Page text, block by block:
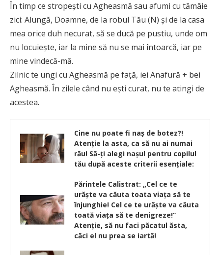
În timp ce stropeşti cu Agheasmă sau afumi cu tămâie
zici: Alungă, Doamne, de la robul Tău (N) şi de la casa
mea orice duh necurat, să se ducă pe pustiu, unde om
nu locuieşte, iar la mine să nu se mai întoarcă, iar pe
mine vindecă-mă.
Zilnic te ungi cu Agheasmă pe faţă, iei Anafură + bei
Agheasmă. În zilele când nu eşti curat, nu te atingi de
acestea.
Cine nu poate fi naș de botez?!
Atenție la asta, ca să nu ai numai
rău! Să-ți alegi nașul pentru copilul
tău după aceste criterii esențiale:
Părintele Calistrat: „Cel ce te
urăște va căuta toata viața să te
înjunghie! Cel ce te urăște va căuta
toată viața să te denigreze!”
Atenție, să nu faci păcatul ăsta,
căci el nu prea se iartă!